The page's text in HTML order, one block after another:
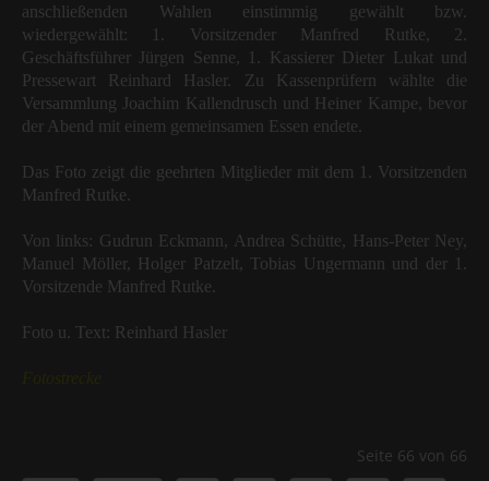
anschließenden Wahlen einstimmig gewählt bzw.
wiedergewählt: 1. Vorsitzender Manfred Rutke, 2.
Geschäftsführer Jürgen Senne, 1. Kassierer Dieter Lukat und
Pressewart Reinhard Hasler. Zu Kassenprüfern wählte die
Versammlung Joachim Kallendrusch und Heiner Kampe, bevor
der Abend mit einem gemeinsamen Essen endete.
Das Foto zeigt die geehrten Mitglieder mit dem 1. Vorsitzenden
Manfred Rutke.
Von links: Gudrun Eckmann, Andrea Schütte, Hans-Peter Ney,
Manuel Möller, Holger Patzelt, Tobias Ungermann und der 1.
Vorsitzende Manfred Rutke.
Foto u. Text: Reinhard Hasler
Seite 66 von 66